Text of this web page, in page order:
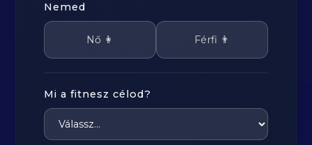
Nemed
Nő 👩 Férfi 👨
Mi a fitnesz célod?